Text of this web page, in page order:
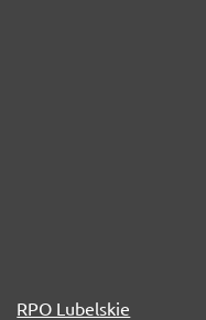
RPO Lubelskie